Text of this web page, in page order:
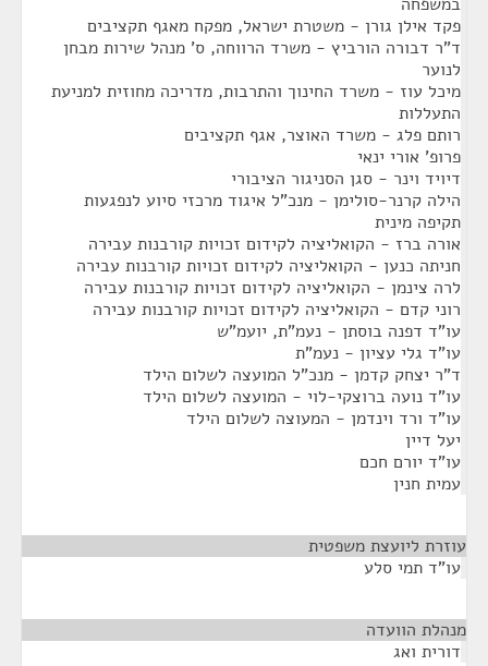
במשפחה
פקד אילן גורן - משטרת ישראל, מפקח מאגף תקציבים
ד"ר דבורה הורביץ - משרד הרווחה, ס' מנהל שירות מבחן
לנוער
מיכל עוז - משרד החינוך והתרבות, מדריכה מחוזית למניעת
התעללות
רותם פלג - משרד האוצר, אגף תקציבים
פרופ' אורי ינאי
דיויד וינר - סגן הסניגור הציבורי
הילה קרנר-סולימן - מנכ"ל איגוד מרכזי סיוע לנפגעות
תקיפה מינית
אורה ברז - הקואליציה לקידום זכויות קורבנות עבירה
חניתה כנען - הקואליציה לקידום זכויות קורבנות עבירה
לרה צינמן - הקואליציה לקידום זכויות קורבנות עבירה
רוני קדם - הקואליציה לקידום זכויות קורבנות עבירה
עו"ד דפנה בוסתן - נעמ"ת, יועמ"ש
עו"ד גלי עציון - נעמ"ת
ד"ר יצחק קדמן - מנכ"ל המועצה לשלום הילד
עו"ד נועה ברוצקי-לוי - המועצה לשלום הילד
עו"ד ורד וינדמן - המעוצה לשלום הילד
יעל דיין
עו"ד יורם חכם
עמית חנין
עוזרת ליועצת משפטית
עו"ד תמי סלע
מנהלת הוועדה
דורית ואג